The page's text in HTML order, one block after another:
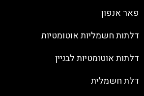
פאר אנפון
דלתות חשמליות אוטומטיות
דלתות אוטומטיות לבניין
דלת חשמלית